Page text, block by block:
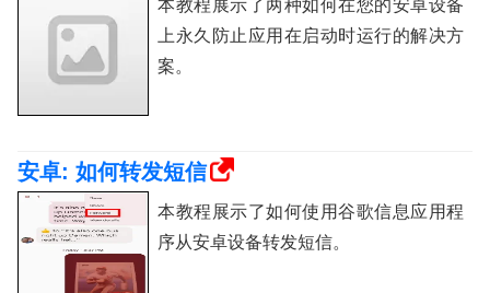
本教程展示了两种如何在您的安卓设备
上永久防止应用在启动时运行的解决方
案。
安卓: 如何转发短信
本教程展示了如何使用谷歌信息应用程
序从安卓设备转发短信。